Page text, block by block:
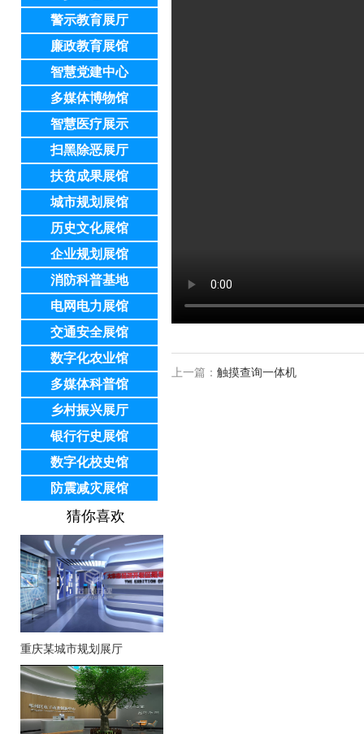
警示教育展厅
廉政教育展馆
智慧党建中心
多媒体博物馆
智慧医疗展示
扫黑除恶展厅
扶贫成果展馆
城市规划展馆
历史文化展馆
企业规划展馆
消防科普基地
电网电力展馆
交通安全展馆
数字化农业馆
多媒体科普馆
乡村振兴展厅
银行行史展馆
数字化校史馆
防震减灾展馆
猜你喜欢
重庆某城市规划展厅
上一篇： 触摸查询一体机